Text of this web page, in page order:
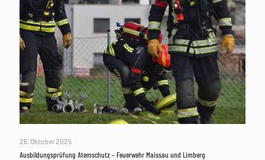
26. Oktober 2025
Ausbildungsprüfung Atemschutz – Feuerwehr Maissau und Limberg